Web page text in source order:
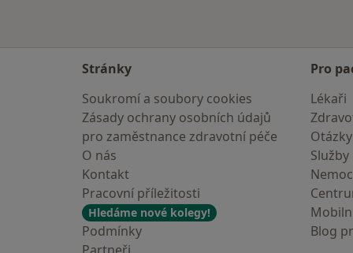
Stránky
Soukromí a soubory cookies
Zásady ochrany osobních údajů
pro zaměstnance zdravotní péče
O nás
Kontakt
Pracovní příležitosti
Hledáme nové kolegy!
Podmínky
Pro
Lékaři
Služby
Blog